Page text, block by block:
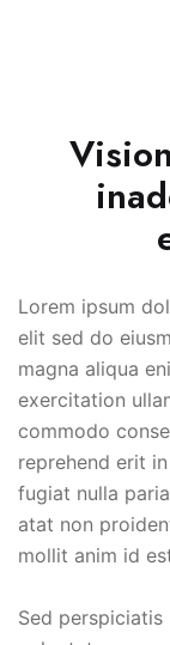
Lorem ipsum
elit sed do
magna aliqua
exercitation
commodo
reprehend erit
fugiat nulla
atat non
mollit anim id
Sed